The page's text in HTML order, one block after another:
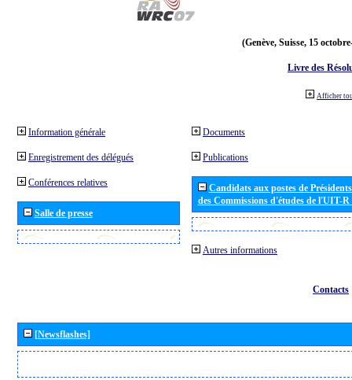
(Genève, Suisse, 15
Livre des
Afficher
Information générale
Enregistrement des délégués
Conférences relatives
Salle de presse
Documents
Publications
Candidats aux postes de
des Commissions d'études de l'UIT-
Autres informations
Contacts
[Newsflashes]